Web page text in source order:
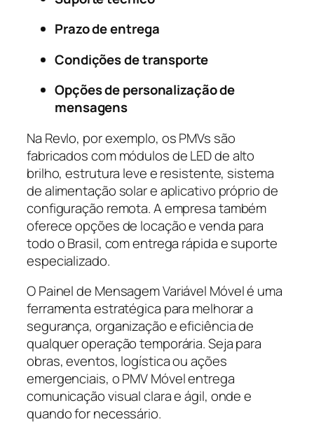
Prazo de entrega
Condições de transporte
Opções de personalização de
mensagens
Na Revlo, por exemplo, os PMVs são
fabricados com módulos de LED de alto
brilho, estrutura leve e resistente, sistema
de alimentação solar e aplicativo próprio de
configuração remota. A empresa também
oferece opções de locação e venda para
todo o Brasil, com entrega rápida e suporte
especializado.
O Painel de Mensagem Variável Móvel é uma
ferramenta estratégica para melhorar a
segurança, organização e eficiência de
qualquer operação temporária. Seja para
obras, eventos, logística ou ações
emergenciais, o PMV Móvel entrega
comunicação visual clara e ágil, onde e
quando for necessário.